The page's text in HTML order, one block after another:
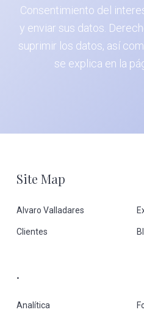
Consentimiento del
y enviar sus datos.
suprimir los datos, así
se explica en la
Footer
Site Map
Alvaro Valladares
Clientes
.
Analítica